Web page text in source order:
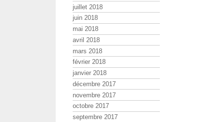
juillet 2018
juin 2018
mai 2018
avril 2018
mars 2018
février 2018
janvier 2018
décembre 2017
novembre 2017
octobre 2017
septembre 2017